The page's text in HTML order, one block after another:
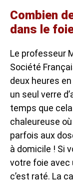
Combien
dans le
Le professeur
Société
deux heures
un seul verre
temps que
chaleureuse
parfois aux
à domicile ! Si
votre foie avec
c’est raté. La